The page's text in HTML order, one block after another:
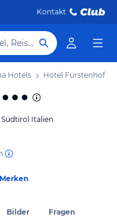
Kontakt
Hotel, Reiseziel
Hotels Hotel Fürstenhof
Südtirol Italien
Merken
Bilder Fragen